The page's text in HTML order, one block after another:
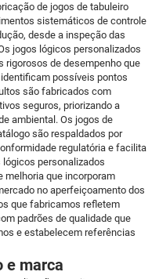
de jogos de tabuleiro
sistemáticos de controle
desde a inspeção das
jogos lógicos personalizados
rigorosos de desempenho que
possíveis pontos
são fabricados com
seguros, priorizando a
ambiental. Os jogos de
são respaldados por
regulatória e facilita
personalizados
melhoria que incorporam
no aperfeiçoamento dos
que fabricamos refletem
padrões de qualidade que
e estabelecem referências
e marca